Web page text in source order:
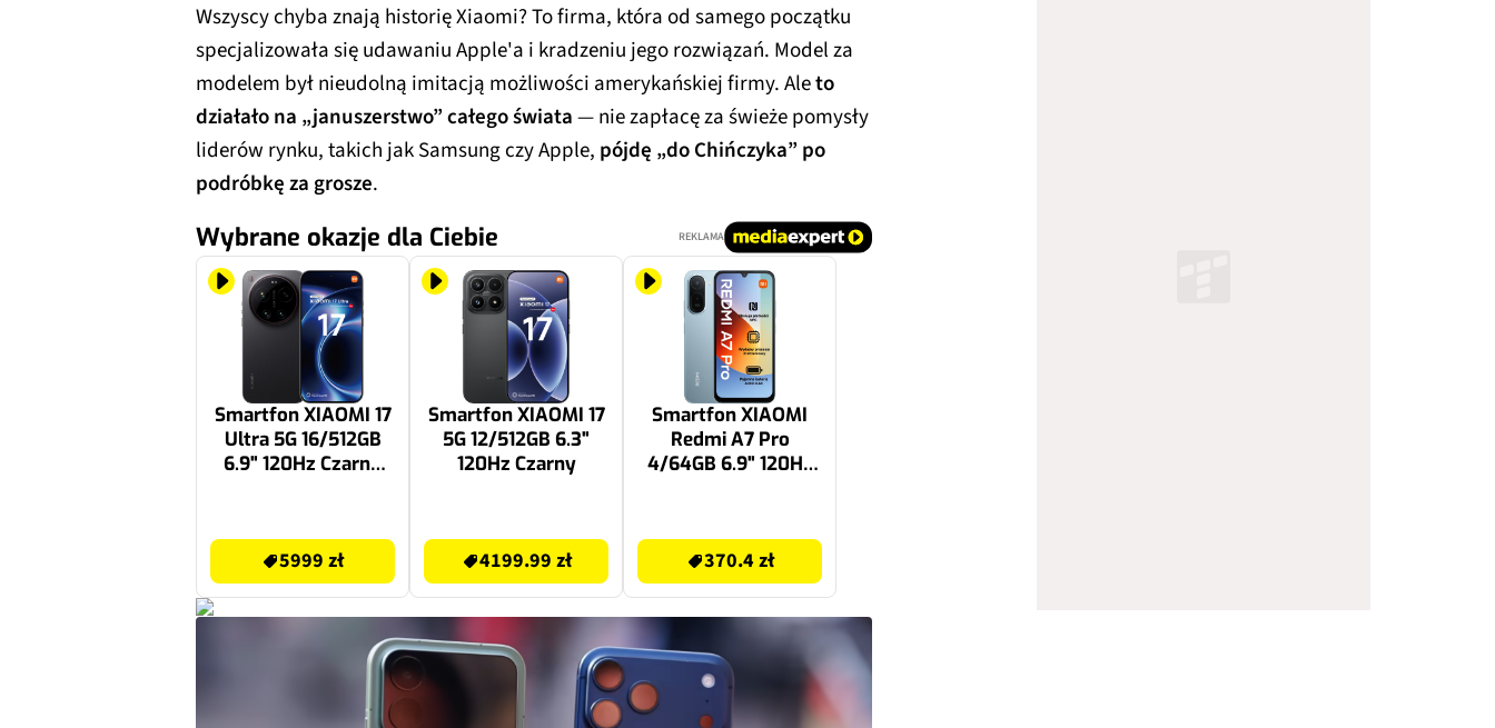
Wszyscy chyba znają historię Xiaomi? To firma, która od samego początku
specjalizowała się udawaniu Apple'a i kradzeniu jego rozwiązań. Model za
modelem był nieudolną imitacją możliwości amerykańskiej firmy. Aleto
działało na „januszerstwo” całego świata— nie zapłacę za świeże pomysły
liderów rynku, takich jak Samsung czy Apple, pójdę „do Chińczyka” po
podróbkę za grosze.
Wybrane okazje dla Ciebie REKLAMA
Smartfon XIAOMI 17
Ultra 5G 16/512GB
6.9" 120Hz Czarny
5999 zł
Smartfon XIAOMI 17
5G 12/512GB 6.3"
120Hz Czarny
4199.99 zł
Smartfon XIAOMI
Redmi A7 Pro
4/64GB 6.9" 120Hz
370.4 zł